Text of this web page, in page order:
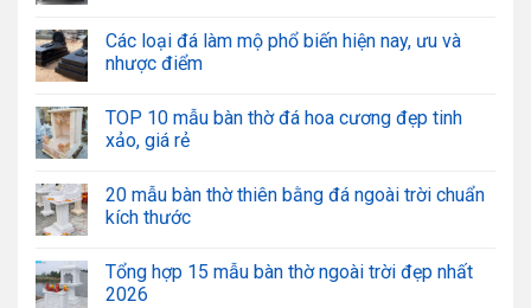
Các loại đá làm mộ phổ biến hiện nay, ưu và
nhược điểm
TOP 10 mẫu bàn thờ đá hoa cương đẹp tinh
xảo, giá rẻ
20 mẫu bàn thờ thiên bằng đá ngoài trời chuẩn
kích thước
Tổng hợp 15 mẫu bàn thờ ngoài trời đẹp nhất
2026